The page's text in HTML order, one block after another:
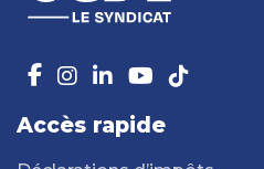
Accès rapide